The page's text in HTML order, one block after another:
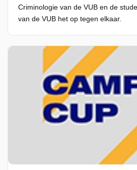
Criminologie van de VUB en de
van de VUB het op tegen elkaar.